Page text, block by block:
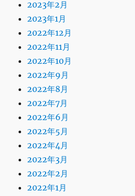
2023年2月
2023年1月
2022年12月
2022年11月
2022年10月
2022年9月
2022年8月
2022年7月
2022年6月
2022年5月
2022年4月
2022年3月
2022年2月
2022年1月